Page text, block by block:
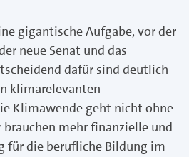
gigantische Aufgabe, vor der
neue Senat und das
dafür sind deutlich
klimarelevanten
Klimawende geht nicht ohne
brauchen mehr finanzielle und
für die berufliche Bildung im